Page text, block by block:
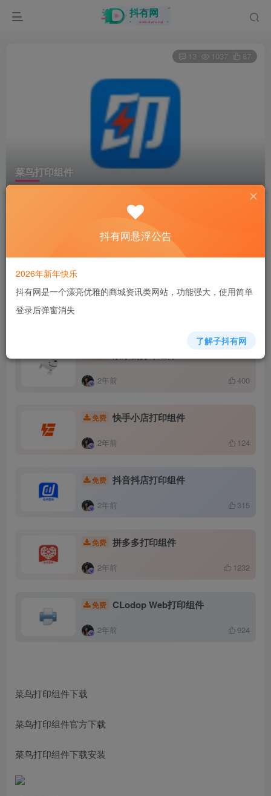
菜鸟打印组件
13 1037 87
菜鸟打印组件，可用于物流和快递点使用。
2年前 400
免费 快手小店打印组件
2年前 124
免费 抖音抖店打印组件
2年前 315
免费 拼多多打印组件
2年前 1232
免费 CLodop Web打印组件
2年前 924
菜鸟打印组件下载
菜鸟打印组件官方下载
菜鸟打印组件下载安装
抖有网悬浮公告
2026年新年快乐
抖有网是一个漂亮优雅的商城资讯类网站，功能强大，使用简单
登录后弹窗消失
了解子抖有网